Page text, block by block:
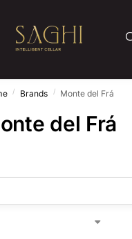
/ Brands / Monte del Frá
del Frá